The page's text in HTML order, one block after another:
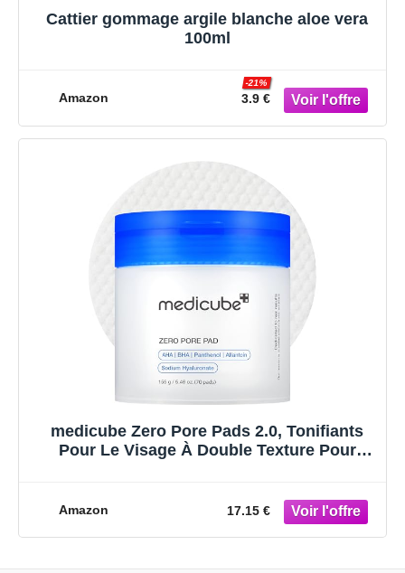
Cattier gommage argile blanche aloe vera
100ml
Amazon 3.9 €
-21%
medicube Zero Pore Pads 2.0, Tonifiants
Pour Le Visage À Double Texture Pour
Amazon 17.15 €